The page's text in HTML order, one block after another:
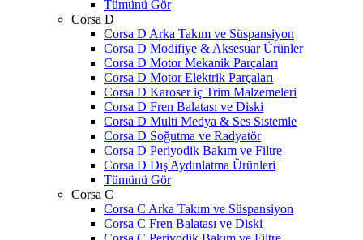
Tümünü Gör
Corsa D
Corsa D Arka Takım ve Süspansiyon
Corsa D Modifiye & Aksesuar Ürünler
Corsa D Motor Mekanik Parçaları
Corsa D Motor Elektrik Parçaları
Corsa D Karoser iç Trim Malzemeleri
Corsa D Fren Balatası ve Diski
Corsa D Multi Medya & Ses Sistemle
Corsa D Soğutma ve Radyatör
Corsa D Periyodik Bakım ve Filtre
Corsa D Dış Aydınlatma Ürünleri
Tümünü Gör
Corsa C
Corsa C Arka Takım ve Süspansiyon
Corsa C Fren Balatası ve Diski